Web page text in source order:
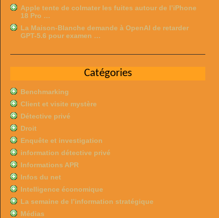
Apple tente de colmater les fuites autour de l’iPhone
18 Pro …
La Maison-Blanche demande à OpenAI de retarder
GPT-5.6 pour examen …
Catégories
Benchmarking
Client et visite mystère
Détective privé
Droit
Enquête et investigation
information détective privé
Informations APR
Infos du net
Intelligence économique
La semaine de l’information stratégique
Médias